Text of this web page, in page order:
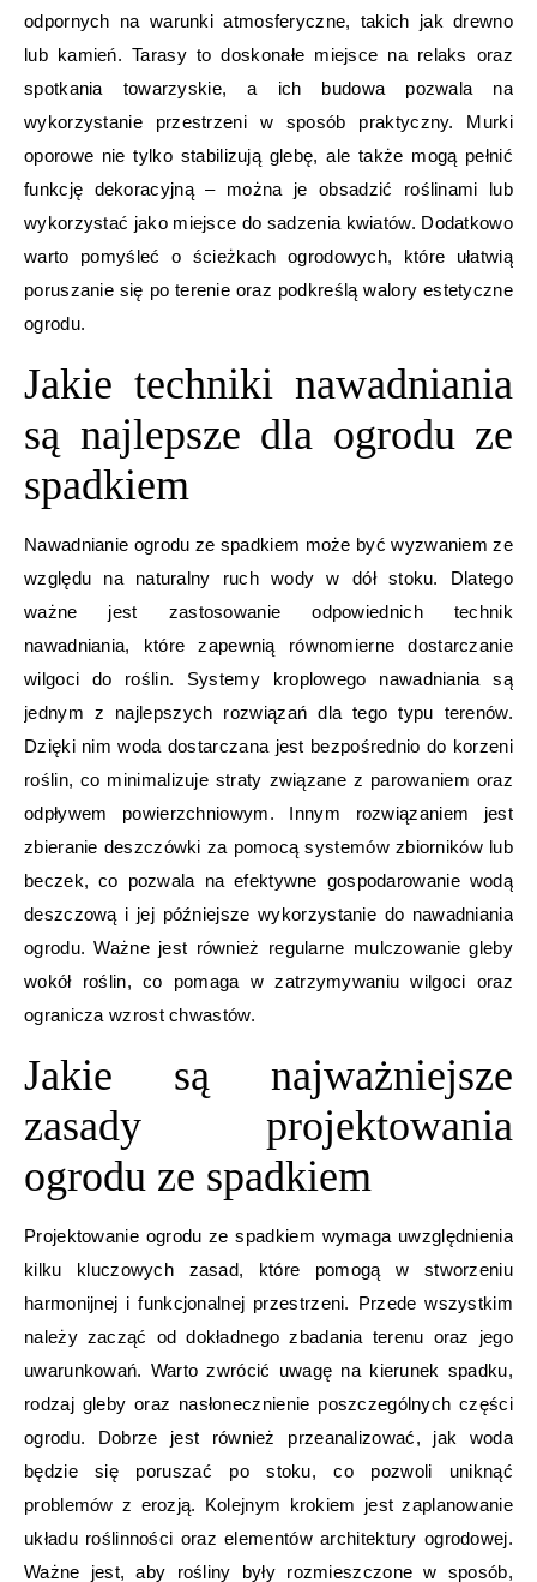
odpornych na warunki atmosferyczne, takich jak drewno
lub kamień. Tarasy to doskonałe miejsce na relaks oraz
spotkania towarzyskie, a ich budowa pozwala na
wykorzystanie przestrzeni w sposób praktyczny. Murki
oporowe nie tylko stabilizują glebę, ale także mogą pełnić
funkcję dekoracyjną – można je obsadzić roślinami lub
wykorzystać jako miejsce do sadzenia kwiatów. Dodatkowo
warto pomyśleć o ścieżkach ogrodowych, które ułatwią
poruszanie się po terenie oraz podkreślą walory estetyczne
ogrodu.
Jakie techniki nawadniania
są najlepsze dla ogrodu ze
spadkiem
Nawadnianie ogrodu ze spadkiem może być wyzwaniem ze
względu na naturalny ruch wody w dół stoku. Dlatego
ważne jest zastosowanie odpowiednich technik
nawadniania, które zapewnią równomierne dostarczanie
wilgoci do roślin. Systemy kroplowego nawadniania są
jednym z najlepszych rozwiązań dla tego typu terenów.
Dzięki nim woda dostarczana jest bezpośrednio do korzeni
roślin, co minimalizuje straty związane z parowaniem oraz
odpływem powierzchniowym. Innym rozwiązaniem jest
zbieranie deszczówki za pomocą systemów zbiorników lub
beczek, co pozwala na efektywne gospodarowanie wodą
deszczową i jej późniejsze wykorzystanie do nawadniania
ogrodu. Ważne jest również regularne mulczowanie gleby
wokół roślin, co pomaga w zatrzymywaniu wilgoci oraz
ogranicza wzrost chwastów.
Jakie są najważniejsze
zasady projektowania
ogrodu ze spadkiem
Projektowanie ogrodu ze spadkiem wymaga uwzględnienia
kilku kluczowych zasad, które pomogą w stworzeniu
harmonijnej i funkcjonalnej przestrzeni. Przede wszystkim
należy zacząć od dokładnego zbadania terenu oraz jego
uwarunkowań. Warto zwrócić uwagę na kierunek spadku,
rodzaj gleby oraz nasłonecznienie poszczególnych części
ogrodu. Dobrze jest również przeanalizować, jak woda
będzie się poruszać po stoku, co pozwoli uniknąć
problemów z erozją. Kolejnym krokiem jest zaplanowanie
układu roślinności oraz elementów architektury ogrodowej.
Ważne jest, aby rośliny były rozmieszczone w sposób,